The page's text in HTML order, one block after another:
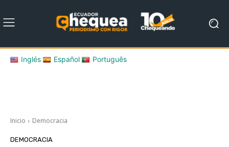
Inglés Español Português
Inicio Democracia
DEMOCRACIA